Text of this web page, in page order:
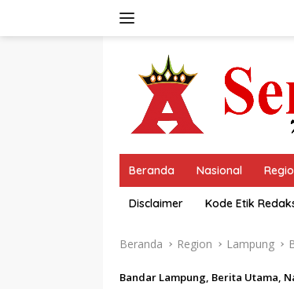
Beranda Nasional
Disclaimer Kode Etik
Beranda Region Lampung
Bandar Lampung, Berita Utama,